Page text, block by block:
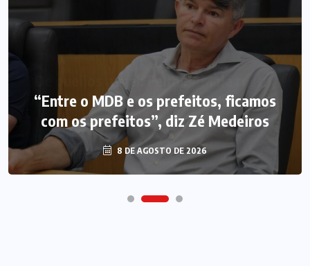
“Entre o MDB e os prefeitos, ficamos
com os prefeitos”, diz Zé Medeiros
8 DE AGOSTO DE 2026